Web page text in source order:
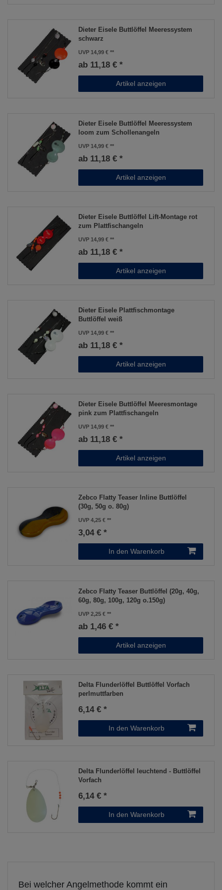
Dieter Eisele Buttlöffel Meeressystem
schwarz
UVP 14,99 €
ab 11,18 € *
Artikel anzeigen
Dieter Eisele Buttlöffel Meeressystem
loom zum Schollenangeln
UVP 14,99 €
ab 11,18 € *
Artikel anzeigen
Dieter Eisele Buttlöffel Lift-Montage rot
zum Plattfischangeln
UVP 14,99 €
ab 11,18 € *
Artikel anzeigen
Dieter Eisele Plattfischmontage
Buttlöffel weiß
UVP 14,99 €
ab 11,18 € *
Artikel anzeigen
Dieter Eisele Buttlöffel Meeresmontage
pink zum Plattfischangeln
UVP 14,99 €
ab 11,18 € *
Artikel anzeigen
Zebco Flatty Teaser Inline Buttlöffel
(30g, 50g o. 80g)
UVP 4,25 €
3,04 € *
In den Warenkorb
Zebco Flatty Teaser Buttlöffel (20g, 40g,
60g, 80g, 100g, 120g o.150g)
UVP 2,25 €
ab 1,46 € *
Artikel anzeigen
Delta Flunderlöffel Buttlöffel Vorfach
perlmuttfarben
6,14 € *
In den Warenkorb
Delta Flunderlöffel leuchtend - Buttlöffel
Vorfach
6,14 € *
In den Warenkorb
Bei welcher Angelmethode kommt ein